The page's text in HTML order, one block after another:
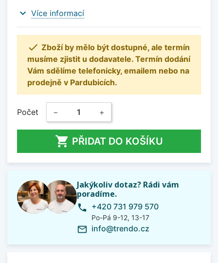
expand_more Více informací
 Zboží by mělo být dostupné, ale termín
musíme zjistit u dodavatele. Termín dodání
Vám sdělíme telefonicky, emailem nebo na
prodejně v Pardubicích.
Počet − +
 PŘIDAT DO KOŠÍKU
Jakýkoliv dotaz? Rádi vám
poradíme.
phone +420 731 979 570
Po-Pá 9-12, 13-17
mail_outline info@trendo.cz